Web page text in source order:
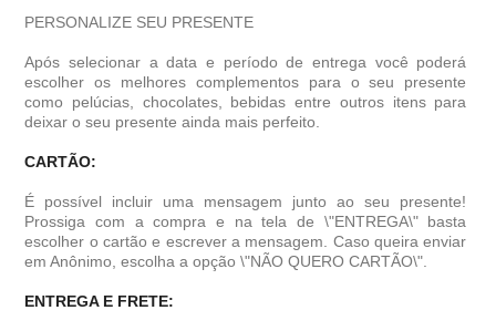
PERSONALIZE SEU PRESENTE
Após selecionar a data e período de entrega você poder
escolher os melhores complementos para o seu presente
como pelúcias, chocolates, bebidas entre outros itens para
deixar o seu presente ainda mais perfeito.
CARTÃO:
É possível incluir uma mensagem junto ao seu presente!
Prossiga com a compra e na tela de \"ENTREGA\" basta
escolher o cartão e escrever a mensagem. Caso queira enviar
em Anônimo, escolha a opção \"NÃO QUERO CARTÃO\".
ENTREGA E FRETE: